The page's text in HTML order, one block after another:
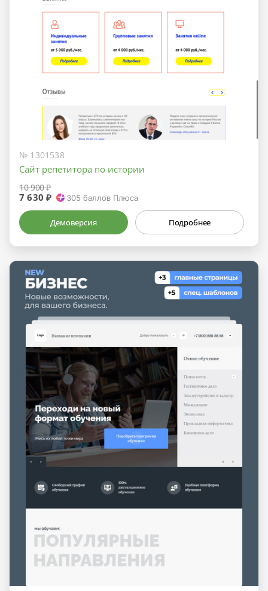
№ 1301538
Сайт репетитора по истории
10 900 ₽
7 630 ₽ 305 баллов Плюса
Демоверсия Подробнее